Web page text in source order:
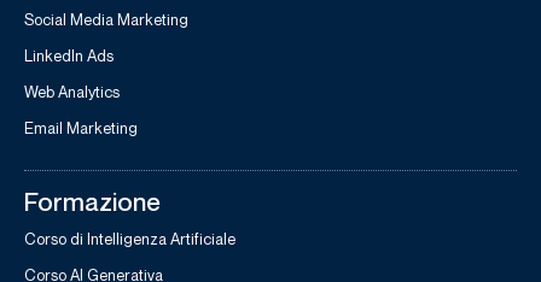
Social Media Marketing
LinkedIn Ads
Web Analytics
Email Marketing
Formazione
Corso di Intelligenza Artificiale
Corso AI Generativa